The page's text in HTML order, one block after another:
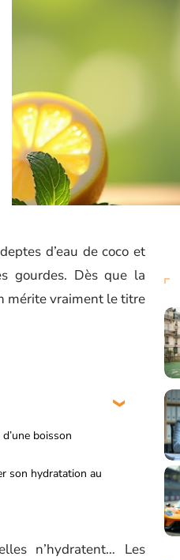
d’eau de coco et
gourdes. Dès que la
mérite vraiment le titre
boisson
son hydratation au
n’hydratent… Les